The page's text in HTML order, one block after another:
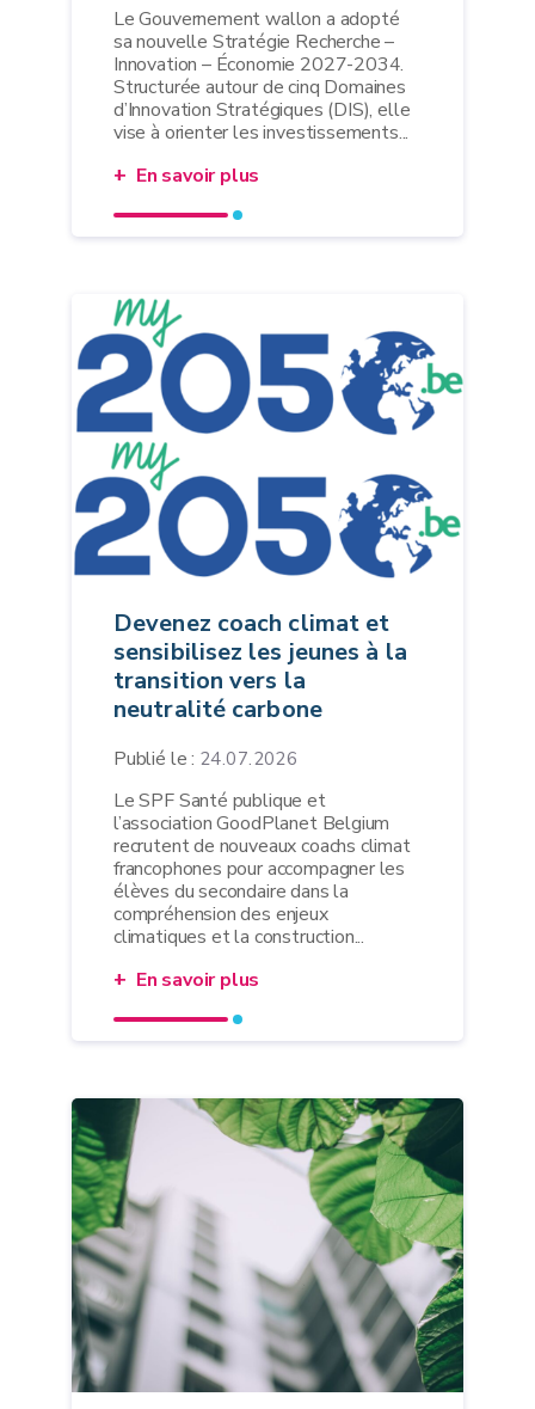
Le Gouvernement wallon a adopté
sa nouvelle Stratégie Recherche –
Innovation – Économie 2027-2034.
Structurée autour de cinq Domaines
d’Innovation Stratégiques (DIS), elle
vise à orienter les investissements...
En savoir plus
Devenez coach climat et
sensibilisez les jeunes à la
transition vers la
neutralité carbone
Publié le : 24.07.2026
Le SPF Santé publique et
l’association GoodPlanet Belgium
recrutent de nouveaux coachs climat
francophones pour accompagner les
élèves du secondaire dans la
compréhension des enjeux
climatiques et la construction...
En savoir plus